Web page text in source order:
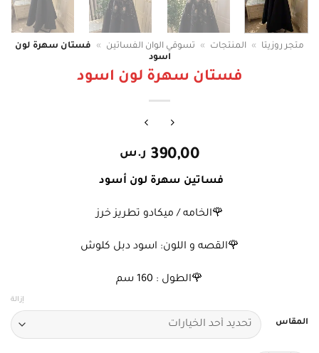
متجر روزيتا » المنتجات » تسوقي الوان الفساتين »
فستان سهرة لون
اسود
فستان سهرة لون اسود
390,00 ر.س
فساتين سهرة لون أسود
🌹الخامه / ميكادو تطريز خرز
🌹القصه و اللون: اسود دبل كلوش
🌹الطول : 160 سم
المقاس
إزالة